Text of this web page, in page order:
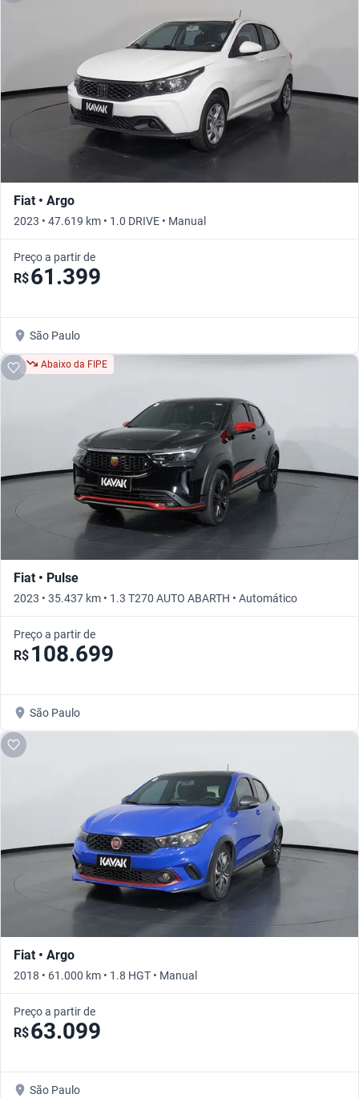
Fiat • Argo
2023 • 47.619 km • 1.0 DRIVE • Manual
Preço a partir de
R$61.399
São Paulo
Abaixo da FIPE
Fiat • Pulse
2023 • 35.437 km • 1.3 T270 AUTO ABARTH • Automático
Preço a partir de
R$ 108.699
São Paulo
Fiat • Argo
2018 • 61.000 km • 1.8 HGT • Manual
Preço a partir de
R$63.099
São Paulo